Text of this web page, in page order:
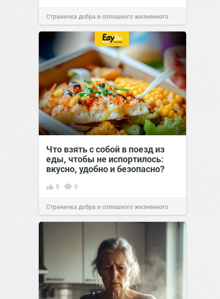
Страничка добра и сплошного жизненного
позитива!00:29Сегодня
Что взять с собой в поезд из
еды, чтобы не испортилось:
вкусно, удобно и безопасно?
0 0
Страничка добра и сплошного жизненного
позитива!00:29Сегодня